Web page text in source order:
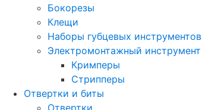
Бокорезы
Клещи
Наборы губцевых инструментов
Электромонтажный инструмент
Кримперы
Стрипперы
Отвертки и биты
Отвертки